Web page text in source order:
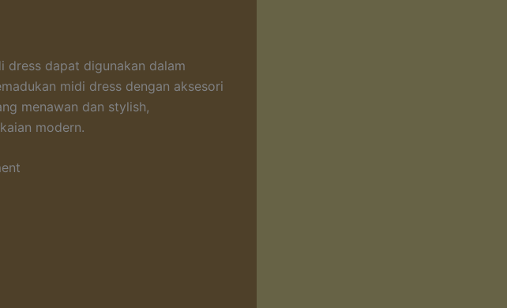
dress dapat digunakan dalam
midi dress dengan aksesori
menawan dan stylish,
modern.